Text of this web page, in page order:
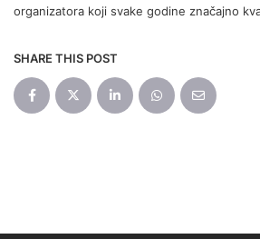
organizatora koji svake godine značajno
SHARE THIS POST